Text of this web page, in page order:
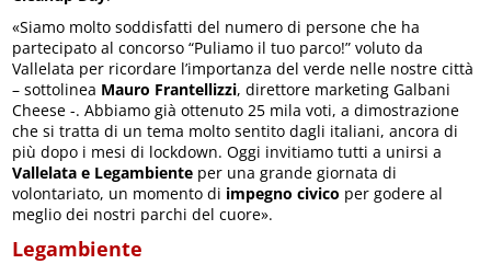
«Siamo molto soddisfatti del numero di persone che ha
partecipato al concorso “Puliamo il tuo parco!” voluto da
Vallelata per ricordare l’importanza del verde nelle nostre città
– sottolinea Mauro Frantellizzi, direttore marketing Galbani
Cheese -. Abbiamo già ottenuto 25 mila voti, a dimostrazione
che si tratta di un tema molto sentito dagli italiani, ancora di
più dopo i mesi di lockdown. Oggi invitiamo tutti a unirsi a
Vallelata e Legambiente per una grande giornata di
volontariato, un momento di impegno civico per godere al
meglio dei nostri parchi del cuore».
Legambiente